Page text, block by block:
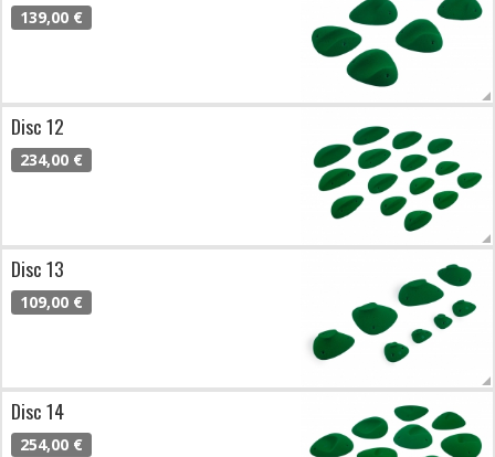
139,00 €
Disc 12
234,00 €
Disc 13
109,00 €
Disc 14
254,00 €